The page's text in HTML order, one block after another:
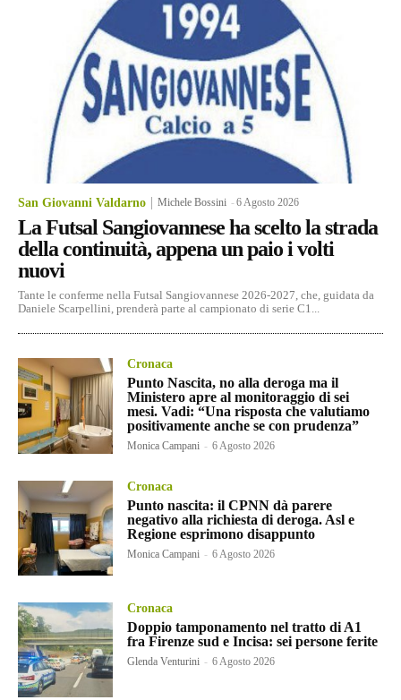
San Giovanni Valdarno Michele Bossini -6 Agosto 2026
La Futsal Sangiovannese ha scelto la strada
della continuità, appena un paio i volti
nuovi
Tante le conferme nella Futsal Sangiovannese 2026-2027, che, guidata da
Daniele Scarpellini, prenderà parte al campionato di serie C1...
Cronaca
Punto Nascita, no alla deroga ma il
Ministero apre al monitoraggio di sei
mesi. Vadi: “Una risposta che valutiamo
positivamente anche se con prudenza”
Monica Campani - 6 Agosto 2026
Cronaca
Punto nascita: il CPNN dà parere
negativo alla richiesta di deroga. Asl e
Regione esprimono disappunto
Monica Campani - 6 Agosto 2026
Cronaca
Doppio tamponamento nel tratto di A1
fra Firenze sud e Incisa: sei persone ferite
Glenda Venturini - 6 Agosto 2026